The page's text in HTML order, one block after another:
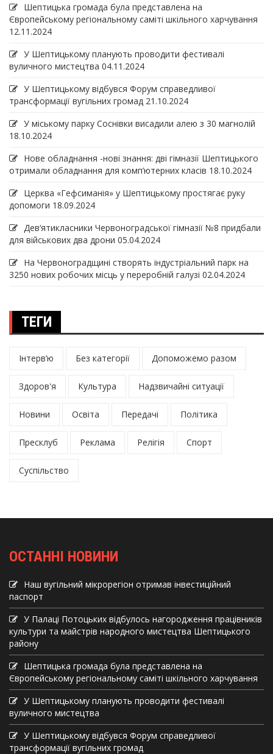
Шептицька громада була представлена на
Європейському регіональному саміті шкільного харчування
12.11.2024
У Шептицькому планують проводити фестивалі
вуличного мистецтва 04.11.2024
У Шептицькому відбувся Форум справедливої
трансформації вугільних громад 21.10.2024
У міському парку Соснівки висадили алею з 30 магнолій
18.10.2024
Нове обладнання -нові знання: дві гімназії Шептицького
отримали обладнання для комп’ютерних класів 18.10.2024
Церква «Гефсиманія» у Шептицькому простягає руку
допомоги 18.09.2024
Дев‘ятикласники Червоноградської гімназії №8 придбали
для військових два дрони 05.04.2024
На Червоноградщині створять індустріальний парк на
3250 нових робочих місць у переробній галузі 02.04.2024
ТЕГИ
Інтерв’ю Без категорії Допоможемо разом
Здоров'я Культура Надзвичайні ситуації
Новини Освіта Передачі Політика
Пресклуб Реклама Релігія Спорт
Суспільство
ОСТАННІ НОВИНИ
Наш вугільний мікрорегіон отримав інвеcтиційний
паспорт
У Палаці Потоцьких відбулось нагородження працівників
культури та майстрів народного мистецтва Шептицького
району
Шептицька громада була представлена на
Європейському регіональному саміті шкільного харчування
У Шептицькому планують проводити фестивалі
вуличного мистецтва
У Шептицькому відбувся Форум справедливої
трансформації вугільних громад